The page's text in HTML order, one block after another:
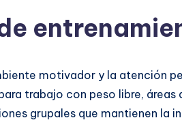
motivador y la atención
trabajo con peso libre,
grupales que mantienen la